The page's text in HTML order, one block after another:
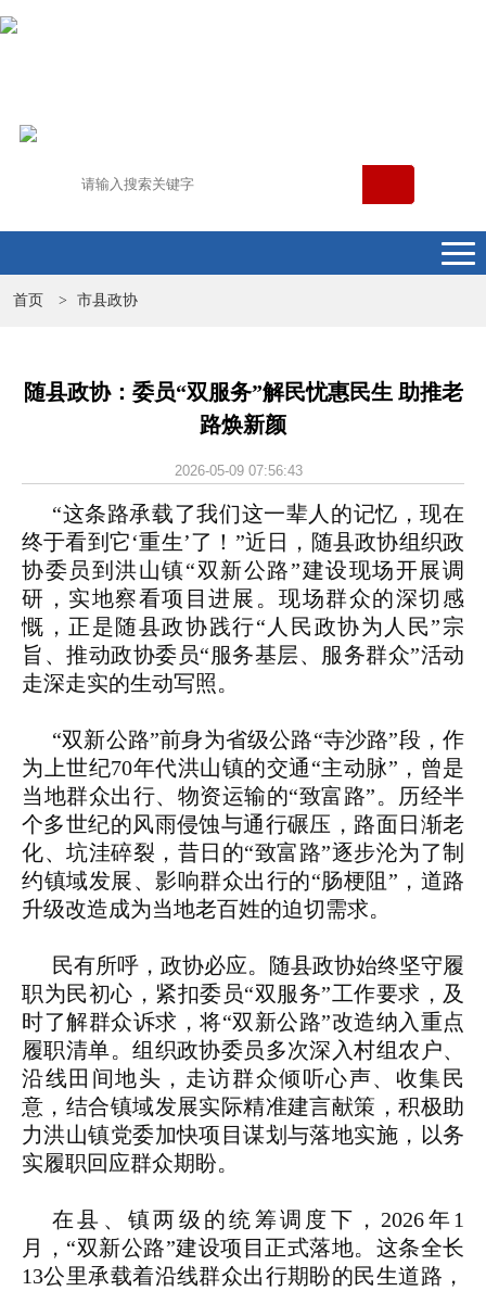
首页 > 市县政协
随县政协：委员“双服务”解民忧惠民生 助推老
路焕新颜
2026-05-09 07:56:43
“这条路承载了我们这一辈人的记忆，现在
终于看到它‘重生’了！”近日，随县政协组织政
协委员到洪山镇“双新公路”建设现场开展调
研，实地察看项目进展。现场群众的深切感
慨，正是随县政协践行“人民政协为人民”宗
旨、推动政协委员“服务基层、服务群众”活动
走深走实的生动写照。
“双新公路”前身为省级公路“寺沙路”段，作
为上世纪70年代洪山镇的交通“主动脉”，曾是
当地群众出行、物资运输的“致富路”。历经半
个多世纪的风雨侵蚀与通行碾压，路面日渐老
化、坑洼碎裂，昔日的“致富路”逐步沦为了制
约镇域发展、影响群众出行的“肠梗阻”，道路
升级改造成为当地老百姓的迫切需求。
民有所呼，政协必应。随县政协始终坚守履
职为民初心，紧扣委员“双服务”工作要求，及
时了解群众诉求，将“双新公路”改造纳入重点
履职清单。组织政协委员多次深入村组农户、
沿线田间地头，走访群众倾听心声、收集民
意，结合镇域发展实际精准建言献策，积极助
力洪山镇党委加快项目谋划与落地实施，以务
实履职回应群众期盼。
在县、镇两级的统筹调度下，2026年1
月，“双新公路”建设项目正式落地。这条全长
13公里承载着沿线群众出行期盼的民生道路，